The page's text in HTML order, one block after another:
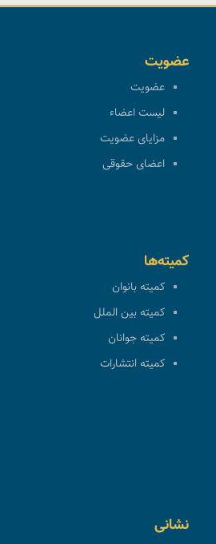
عضویت
عضویت
لیست اعضاء
مزایای عضویت
اعضای حقوقی
کمیته‌ها
کمیته بانوان
کمیته بین الملل
کمیته جوانان
کمیته انتشارات
نشانی